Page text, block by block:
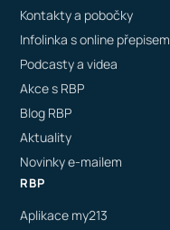
Kontakty a pobočky
Infolinka s online přepisem
Podcasty a videa
Akce s RBP
Blog RBP
Aktuality
Novinky e-mailem
RBP
Aplikace my213